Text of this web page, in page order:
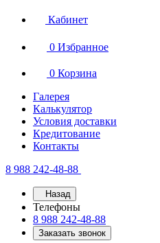
Кабинет
0 Избранное
0 Корзина
Галерея
Калькулятор
Условия доставки
Кредитование
Контакты
8 988 242-48-88
Назад
Телефоны
8 988 242-48-88
Заказать звонок